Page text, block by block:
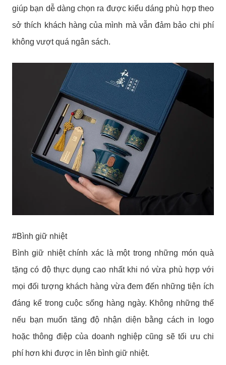
giúp bạn dễ dàng chọn ra được kiểu dáng phù hợp theo
sở thích khách hàng của mình mà vẫn đảm bảo chi phí
không vượt quá ngân sách.
#Bình giữ nhiệt
Bình giữ nhiệt chính xác là một trong những món quà
tặng có độ thực dụng cao nhất khi nó vừa phù hợp với
mọi đối tượng khách hàng vừa đem đến những tiện ích
đáng kể trong cuộc sống hàng ngày. Không những thế
nếu bạn muốn tăng độ nhận diện bằng cách in logo
hoặc thông điệp của doanh nghiệp cũng sẽ tối ưu chi
phí hơn khi được in lên bình giữ nhiệt.